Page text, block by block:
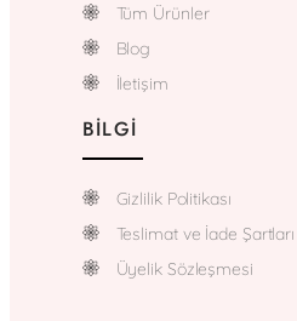
Tüm Ürünler
Blog
İletişim
BILGI
Gizlilik Politikası
Teslimat ve İade Şartları
Üyelik Sözleşmesi